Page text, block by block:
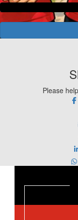
Please